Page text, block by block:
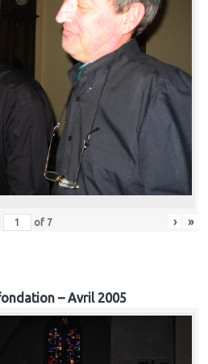
of 7 › »
– Avril 2005